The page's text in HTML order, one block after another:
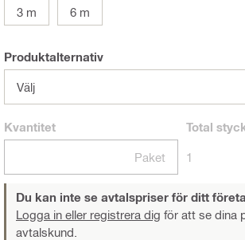
3 m
6 m
Produktalternativ
Välj
Kvantitet
Paket
Total
1
Du kan inte se avtalspriser för ditt
Logga in eller registrera dig för att se dina
avtalskund.